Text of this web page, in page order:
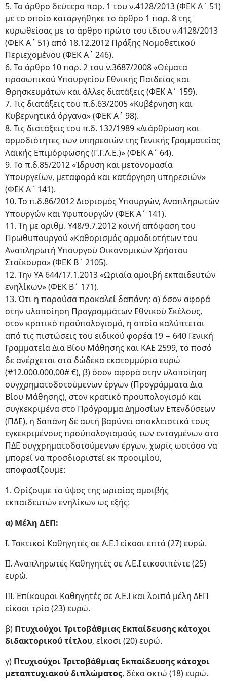
5. Το άρθρο δεύτερο παρ. 1 του ν.4128/2013 (ΦΕΚ Α΄ 51)
με το οποίο καταργήθηκε το άρθρο 1 παρ. 8 της
κυρωθείσας με το άρθρο πρώτο του ίδιου ν.4128/2013
(ΦΕΚ Α΄ 51) από 18.12.2012 Πράξης Νομοθετικού
Περιεχομένου (ΦΕΚ Α΄ 246).
6. Το άρθρο 10 παρ. 2 του ν.3687/2008 «Θέματα
προσωπικού Υπουργείου Εθνικής Παιδείας και
Θρησκευμάτων και άλλες διατάξεις (ΦΕΚ Α΄ 159).
7. Τις διατάξεις του π.δ.63/2005 «Κυβέρνηση και
Κυβερνητικά όργανα» (ΦΕΚ Α΄ 98).
8. Τις διατάξεις του π.δ. 132/1989 «Διάρθρωση και
αρμοδιότητες των υπηρεσιών της Γενικής Γραμματείας
Λαϊκής Επιμόρφωσης (Γ.Γ.Λ.Ε.)» (ΦΕΚ Α΄ 64).
9. Το π.δ.85/2012 «Ίδρυση και μετονομασία
Υπουργείων, μεταφορά και κατάργηση υπηρεσιών»
(ΦΕΚ Α΄ 141).
10. Το π.δ.86/2012 Διορισμός Υπουργών, Αναπληρωτών
Υπουργών και Υφυπουργών (ΦΕΚ Α΄ 141).
11. Τη με αριθμ. Υ48/9.7.2012 κοινή απόφαση του
Πρωθυπουργού «Καθορισμός αρμοδιοτήτων του
Αναπληρωτή Υπουργού Οικονομικών Χρήστου
Σταϊκουρα» (ΦΕΚ Β΄ 2105).
12. Την ΥΑ 644/17.1.2013 «Ωριαία αμοιβή εκπαιδευτών
ενηλίκων» (ΦΕΚ Β΄ 171).
13. Ότι η παρούσα προκαλεί δαπάνη: α) όσον αφορά
στην υλοποίηση Προγραμμάτων Εθνικού Σκέλους,
στον κρατικό προϋπολογισμό, η οποία καλύπτεται
από τις πιστώσεις του ειδικού φορέα 19 − 640 Γενική
Γραμματεία Δια Βίου Μάθησης και ΚΑΕ 2599, το ποσό
δε ανέρχεται στα δώδεκα εκατομμύρια ευρώ
(#12.000.000,00# €), β) όσον αφορά στην υλοποίηση
συγχρηματοδοτούμενων έργων (Προγράμματα Δια
Βίου Μάθησης), στον κρατικό προϋπολογισμό και
συγκεκριμένα στο Πρόγραμμα Δημοσίων Επενδύσεων
(ΠΔΕ), η δαπάνη δε αυτή βαρύνει αποκλειστικά τους
εγκεκριμένους προϋπολογισμούς των ενταγμένων στο
ΠΔΕ συγχρηματοδοτούμενων έργων, χωρίς ωστόσο να
μπορεί να προσδιοριστεί εκ προοιμίου,
αποφασίζουμε:
1. Ορίζουμε το ύψος της ωριαίας αμοιβής
εκπαιδευτών ενηλίκων ως εξής:
α) Μέλη ΔΕΠ:
Ι. Τακτικοί Καθηγητές σε Α.Ε.Ι είκοσι επτά (27) ευρώ.
II. Αναπληρωτές Καθηγητές σε Α.Ε.Ι εικοσιπέντε (25)
ευρώ.
III. Επίκουροι Καθηγητές σε Α.Ε.Ι και λοιπά μέλη ΔΕΠ
είκοσι τρία (23) ευρώ.
β) Πτυχιούχοι Τριτοβάθμιας Εκπαίδευσης κάτοχοι
διδακτορικού τίτλου, είκοσι (20) ευρώ.
γ) Πτυχιούχοι Τριτοβάθμιας Εκπαίδευσης κάτοχοι
μεταπτυχιακού διπλώματος, δέκα οκτώ (18) ευρώ.